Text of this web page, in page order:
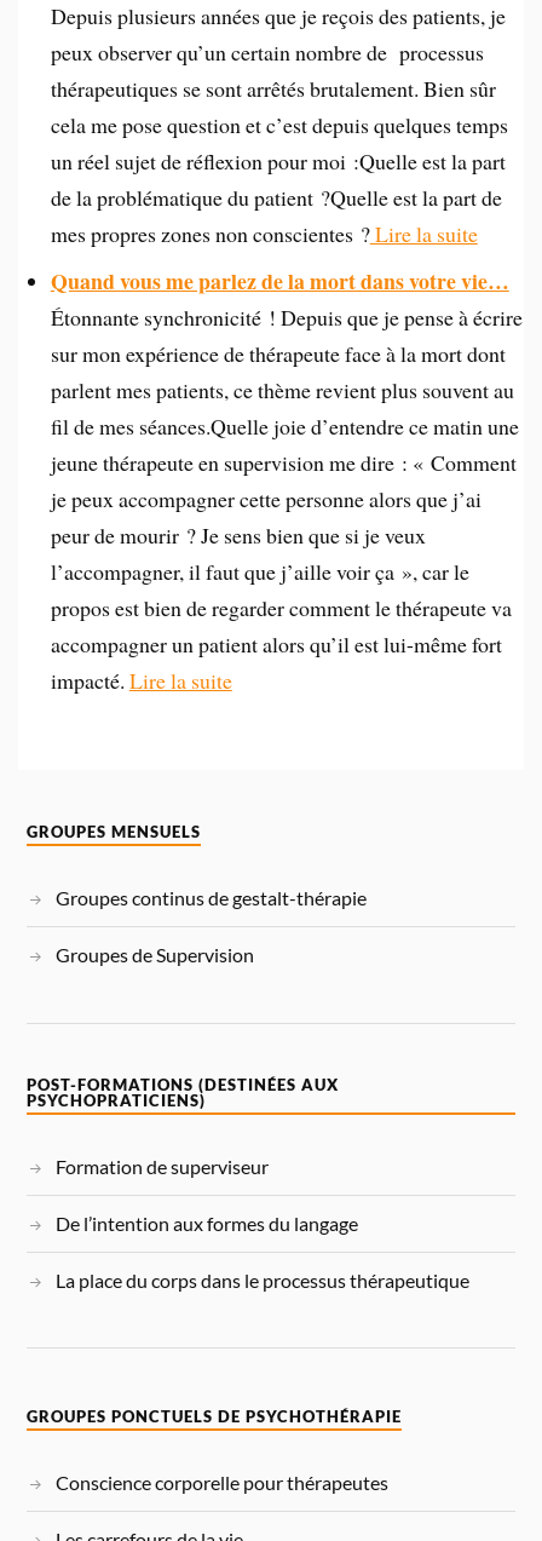
Depuis plusieurs années que je reçois des patients, je
peux observer qu’un certain nombre de processus
thérapeutiques se sont arrêtés brutalement. Bien sûr
cela me pose question et c’est depuis quelques temps
un réel sujet de réflexion pour moi :Quelle est la part
de la problématique du patient ?Quelle est la part de
mes propres zones non conscientes ?Lire la suite
Quand vous me parlez de la mort dans votre vie…
Étonnante synchronicité ! Depuis que je pense à écrire
sur mon expérience de thérapeute face à la mort dont
parlent mes patients, ce thème revient plus souvent au
fil de mes séances.Quelle joie d’entendre ce matin une
jeune thérapeute en supervision me dire : « Comment
je peux accompagner cette personne alors que j’ai
peur de mourir ? Je sens bien que si je veux
l’accompagner, il faut que j’aille voir ça », car le
propos est bien de regarder comment le thérapeute va
accompagner un patient alors qu’il est lui-même fort
impacté. Lire la suite
GROUPES MENSUELS
Groupes continus de gestalt-thérapie
Groupes de Supervision
POST-FORMATIONS (DESTINÉES AUX
PSYCHOPRATICIENS)
Formation de superviseur
De l’intention aux formes du langage
La place du corps dans le processus thérapeutique
GROUPES PONCTUELS DE PSYCHOTHÉRAPIE
Conscience corporelle pour thérapeutes